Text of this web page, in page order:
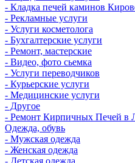
- Кладка печей каминов
- Рекламные услуги
- Услуги косметолога
- Бухгалтерские услуги
- Ремонт, мастерские
- Видео, фото сьемка
- Услуги переводчиков
- Курьерские услуги
- Медицинские услуги
- Другое
- Ремонт Кирпичных Печей в
Одежда, обувь
- Мужская одежда
- Женская одежда
- Детская одежда